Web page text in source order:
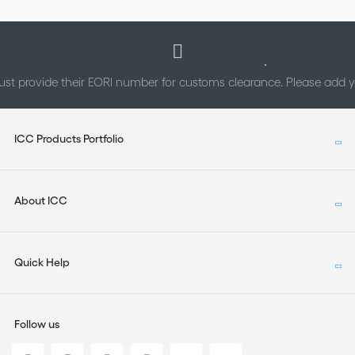
provide their EORI number for customs clearance. Please add
ICC Products Portfolio
About ICC
Quick Help
Follow us